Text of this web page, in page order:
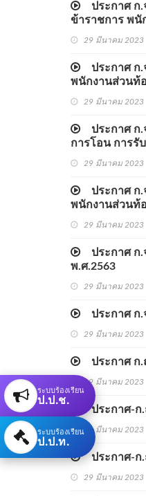
ประกาศ ก.
ข้าราชการ พนั
29 มีนาคม 2023
ประกาศ ก.
พนักงานส่วนท้
29 มีนาคม 2023
ประกาศ ก.
การโอน การรั
29 มีนาคม 2023
ประกาศ ก.
พนักงานส่วนท้
29 มีนาคม 2023
ประกาศ ก.
พ.ศ.2563
29 มีนาคม 2023
ประกาศ ก.
29 มีนาคม 2023
ประกาศ ก.
29 มีนาคม 2023
ประกาศ-ก.
29 มีนาคม 2023
ประกาศ-ก.ถ
29 มีนาคม 2023
ระบบร้องเรียน
ป.ป.ช.
ระบบร้องเรียน
ป.ป.ท.